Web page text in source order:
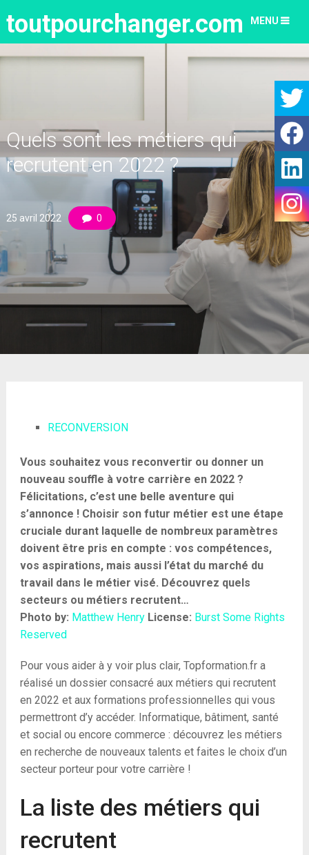
toutpourchanger.com MENU
Quels sont les métiers qui
recrutent en 2022 ?
25 avril 2022 0
RECONVERSION
Vous souhaitez vous reconvertir ou donner un
nouveau souffle à votre carrière en 2022 ?
Félicitations, c’est une belle aventure qui
s’annonce ! Choisir son futur métier est une étape
cruciale durant laquelle de nombreux paramètres
doivent être pris en compte : vos compétences,
vos aspirations, mais aussi l’état du marché du
travail dans le métier visé. Découvrez quels
secteurs ou métiers recrutent…
Photo by: Matthew HenryLicense: Burst Some Rights
Reserved
Pour vous aider à y voir plus clair, Topformation.fr a
réalisé un dossier consacré aux métiers qui recrutent
en 2022 et aux formations professionnelles qui vous
permettront d’y accéder. Informatique, bâtiment, santé
et social ou encore commerce : découvrez les métiers
en recherche de nouveaux talents et faites le choix d’un
secteur porteur pour votre carrière !
La liste des métiers qui
recrutent